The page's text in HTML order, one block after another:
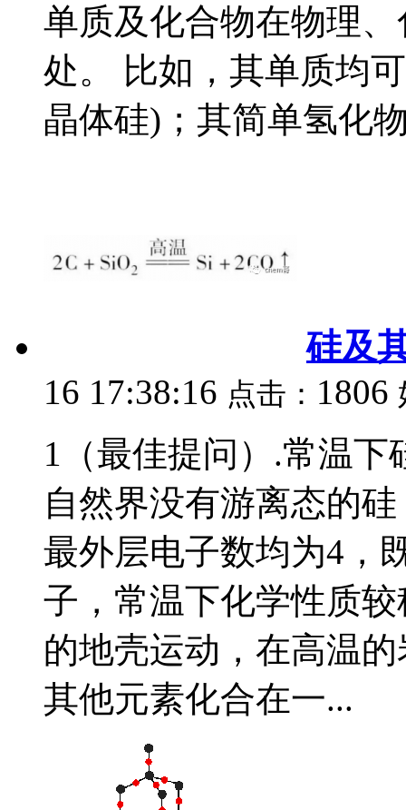
单质及化合物在物理
处。 比如，其单质均
晶体硅)；其简单氢化
硅及
16 17:38:16 点击： 1806
1（最佳提问）.常温
自然界没有游离态的
最外层电子数均为4，
子，常温下化学性质
的地壳运动，在高温
其他元素化合在一...